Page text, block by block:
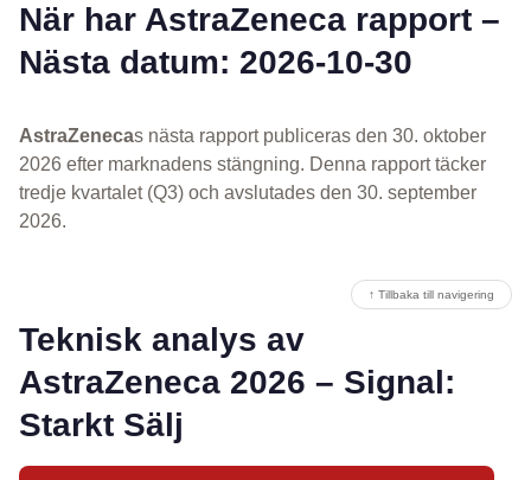
När har AstraZeneca rapport –
Nästa datum: 2026-10-30
AstraZenecas nästa rapport publiceras den 30. oktober
2026 efter marknadens stängning. Denna rapport täcker
tredje kvartalet (Q3) och avslutades den 30. september
2026.
↑ Tillbaka till navigering
Teknisk analys av
AstraZeneca 2026 – Signal:
Starkt Sälj